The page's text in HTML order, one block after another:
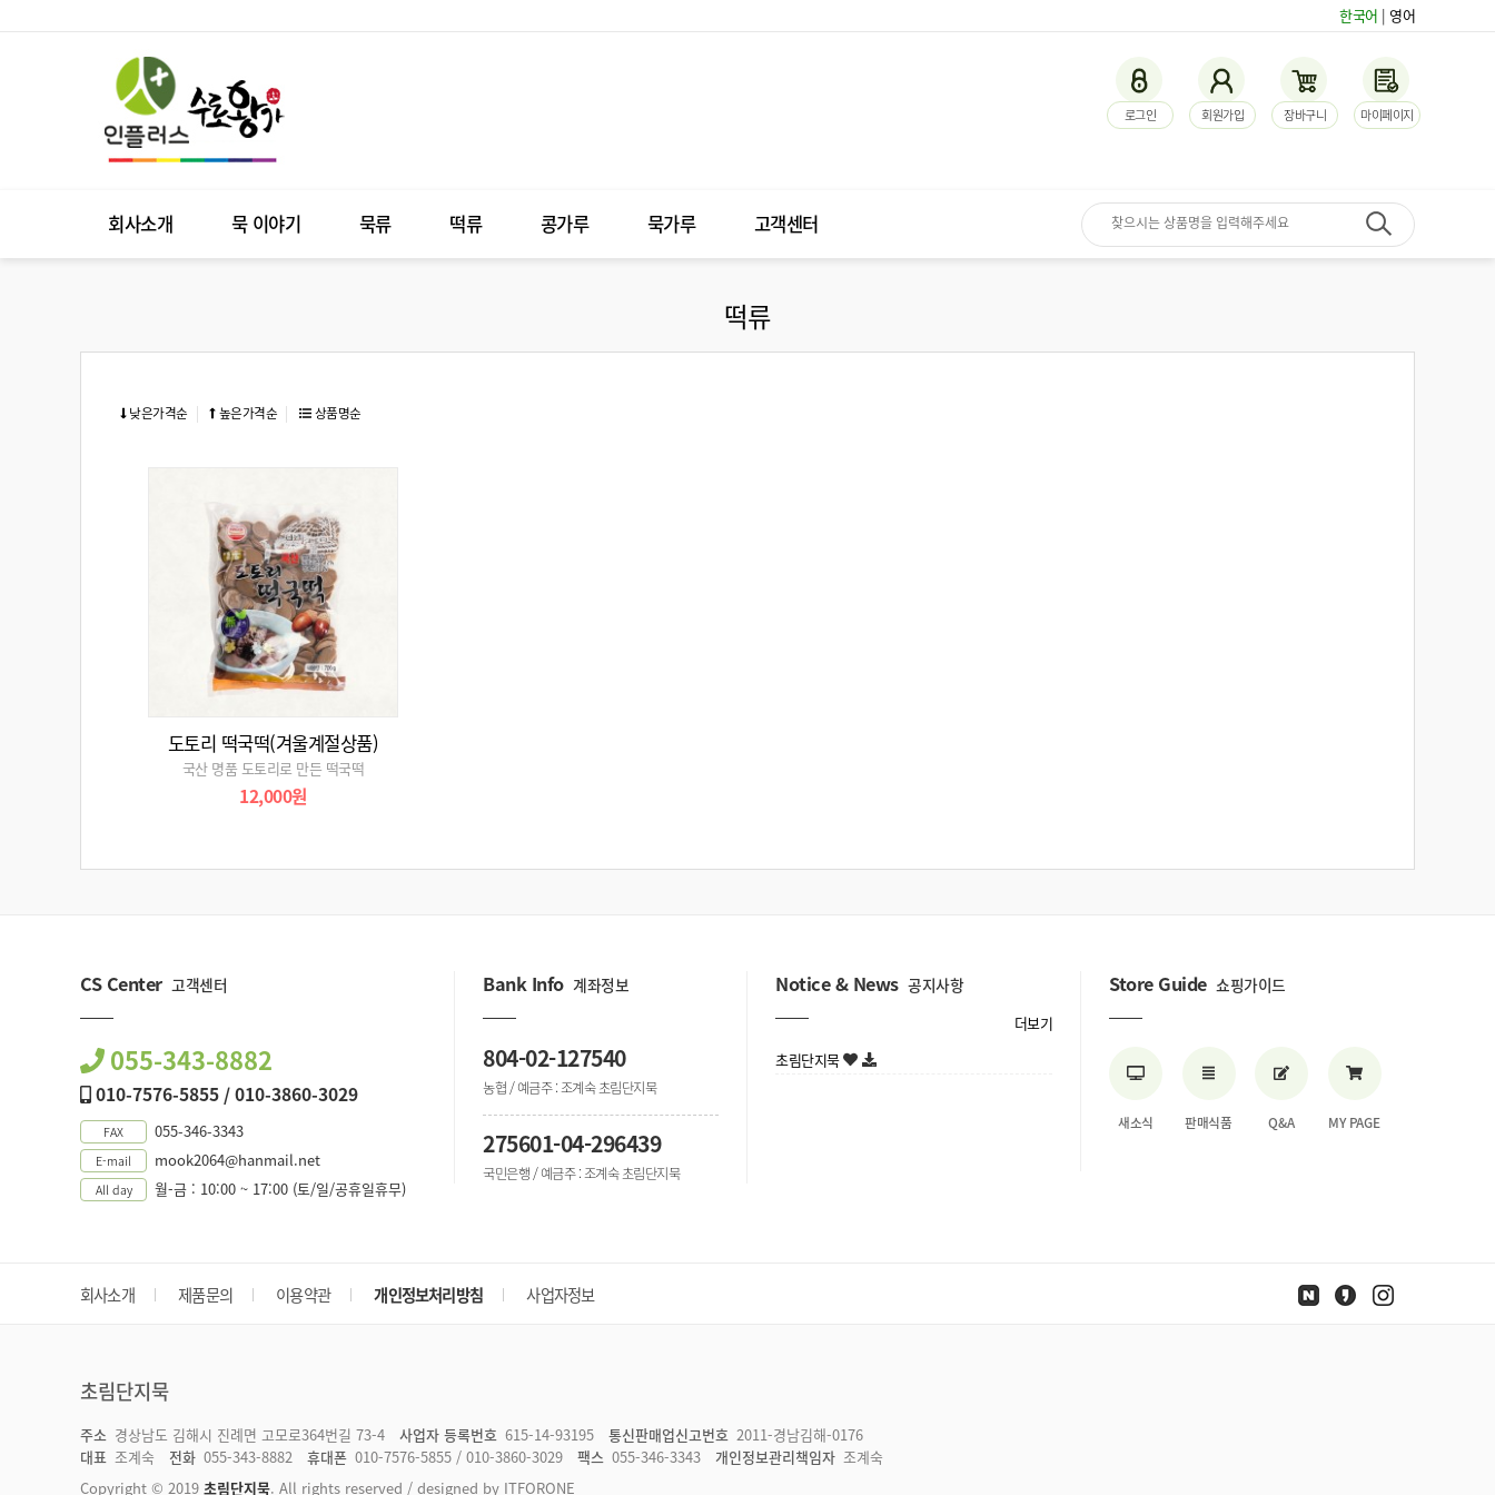
한국어 | 영어
로그인 회원가입 장바구니 마이페이지
회사소개 묵 이야기 묵류 떡류 콩가루 묵가루 고객센터
떡류
낮은가격순 높은가격순 상품명순
도토리 떡국떡(겨울계절상품)
국산 명품 도토리로 만든 떡국떡
12,000원
CS Center 고객센터
055-343-8882
010-7576-5855 / 010-3860-3029
FAX 055-346-3343
E-mail mook2064@hanmail.net
All day 월-금 : 10:00 ~ 17:00 (토/일/공휴일휴무)
Bank Info 계좌정보
804-02-127540
농협 / 예금주 : 조계숙 초림단지묵
275601-04-296439
국민은행 / 예금주 : 조계숙 초림단지묵
Notice & News 공지사항
초림단지묵
더보기
Store Guide 쇼핑가이드
새소식 판매식품 Q&A MY PAGE
회사소개 제품문의 이용약관 개인정보처리방침 사업자정보
초림단지묵
주소 경상남도 김해시 진례면 고모로364번길 73-4 사업자 등록번호 615-14-93195 통신판매업신고번호 2011-경남김해-0176
대표 조계숙 전화 055-343-8882 휴대폰 010-7576-5855 / 010-3860-3029 팩스 055-346-3343 개인정보관리책임자 조계숙
Copyright © 2019 초림단지묵. All rights reserved / designed by ITFORONE